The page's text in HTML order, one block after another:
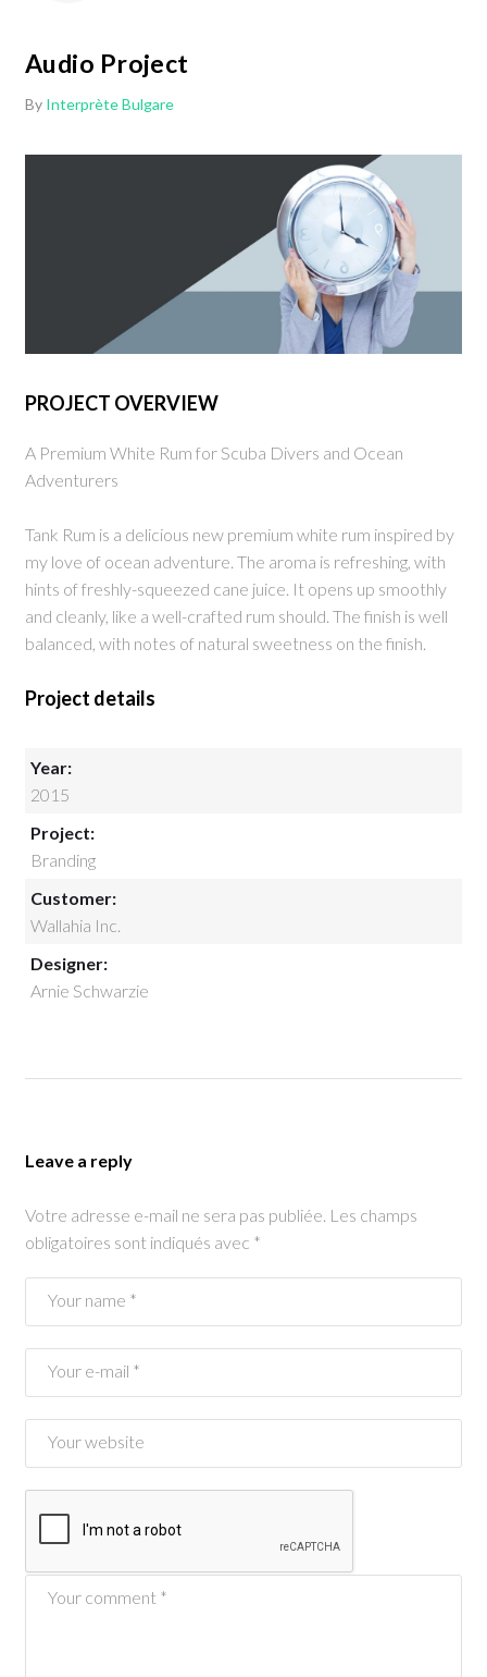
Audio Project
By Interprète Bulgare
PROJECT OVERVIEW
A Premium White Rum for Scuba Divers and Ocean
Adventurers
Tank Rum is a delicious new premium white rum inspired by
my love of ocean adventure. The aroma is refreshing, with
hints of freshly-squeezed cane juice. It opens up smoothly
and cleanly, like a well-crafted rum should. The finish is well
balanced, with notes of natural sweetness on the finish.
Project details
Year:
2015
Project:
Branding
Customer:
Wallahia Inc.
Designer:
Arnie Schwarzie
Leave a reply
Votre adresse e-mail ne sera pas publiée. Les champs
obligatoires sont indiqués avec *